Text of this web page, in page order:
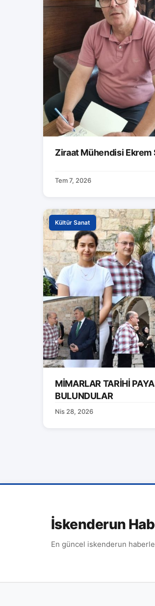
Ziraat Mühendisi Ekrem
Tem 7, 2026
Kültür Sanat
MİMARLAR TARİHİ
BULUNDULAR
Nis 28, 2026
İskenderun
En güncel iskenderun